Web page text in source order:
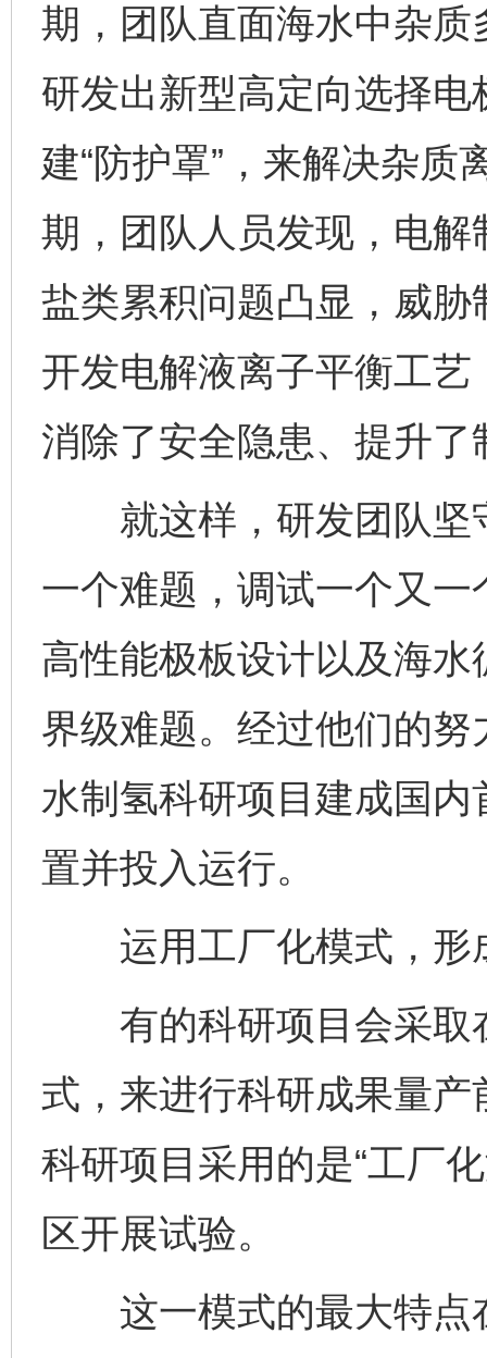
期，团队直面海水中杂
研发出新型高定向选择
建“防护罩”，来解决杂
期，团队人员发现，电
盐类累积问题凸显，威
开发电解液离子平衡工
消除了安全隐患、提升
就这样，研发团队坚
一个难题，调试一个又
高性能极板设计以及海
界级难题。经过他们的
水制氢科研项目建成国
置并投入运行。
运用工厂化模式，形
有的科研项目会采取
式，来进行科研成果量
科研项目采用的是“工厂
区开展试验。
这一模式的最大特点